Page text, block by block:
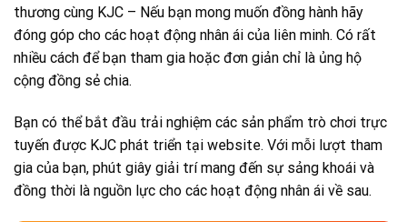
thương cùng KJC – Nếu bạn mong muốn đồng hành hãy
đóng góp cho các hoạt động nhân ái của liên minh. Có rất
nhiều cách để bạn tham gia hoặc đơn giản chỉ là ủng hộ
cộng đồng sẻ chia.
Bạn có thể bắt đầu trải nghiệm các sản phẩm trò chơi trực
tuyến được KJC phát triển tại website. Với mỗi lượt tham
gia của bạn, phút giây giải trí mang đến sự sảng khoái và
đồng thời là nguồn lực cho các hoạt động nhân ái về sau.